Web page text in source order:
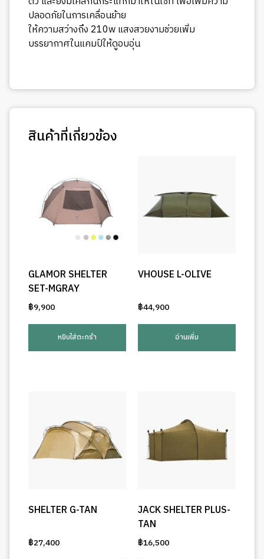
ปลอดภัยในการเคลื่อนย้าย
ให้ความสว่างถึง 210w แสงสวยงามช่วยเพิ่ม
บรรยากาศในแคมป์ให้ดูอบอุ่น
สินค้าที่เกี่ยวข้อง
GLAMOR SHELTER
SET-MGRAY
฿9,900
หยิบใส่ตะกร้า
VHOUSE L-OLIVE
฿44,900
อ่านเพิ่ม
SHELTER G-TAN
฿27,400
JACK SHELTER PLUS-
TAN
฿16,500